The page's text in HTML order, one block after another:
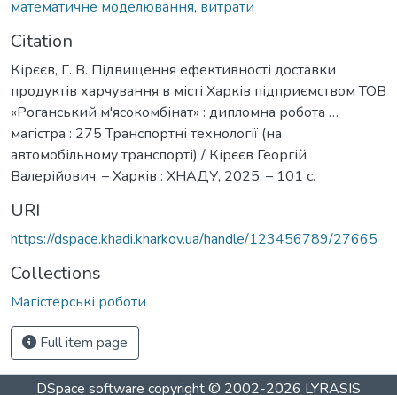
математичне моделювання, витрати
Citation
Кірєєв, Г. В. Підвищення ефективності доставки
продуктів харчування в місті Харків підприємством ТОВ
«Роганський м'ясокомбінат» : дипломна робота …
магістра : 275 Транспортні технології (на
автомобільному транспорті) / Кірєєв Георгій
Валерійович. – Харків : ХНАДУ, 2025. – 101 с.
URI
https://dspace.khadi.kharkov.ua/handle/123456789/27665
Collections
Магістерські роботи
Full item page
DSpace software copyright © 2002-2026 LYRASIS